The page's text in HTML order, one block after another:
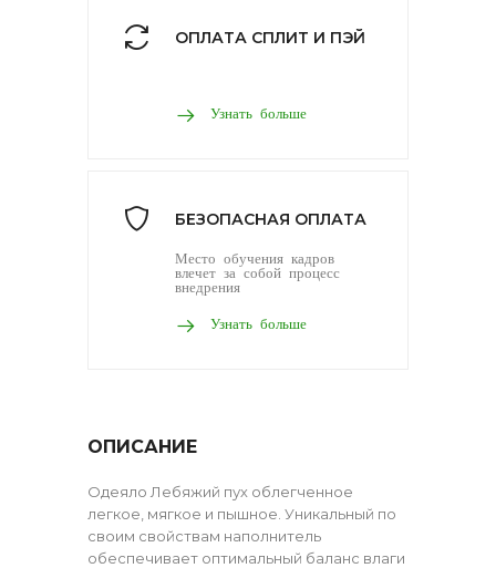
ОПЛАТА СПЛИТ И ПЭЙ
Узнать больше
БЕЗОПАСНАЯ ОПЛАТА
Место обучения кадров
влечет за собой процесс
внедрения
Узнать больше
ОПИСАНИЕ
Одеяло Лебяжий пух облегченное
легкое, мягкое и пышное. Уникальный по
своим свойствам наполнитель
обеспечивает оптимальный баланс влаги